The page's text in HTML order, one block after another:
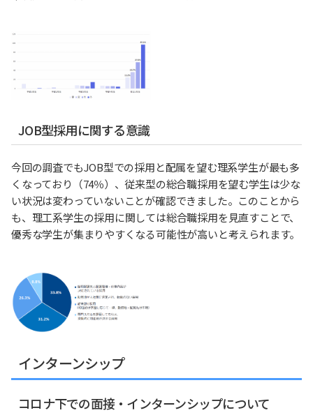
JOB型採用に関する意識
今回の調査でもJOB型での採用と配属を望む理系学生が最も多
くなっており（74％）、従来型の総合職採用を望む学生は少な
い状況は変わっていないことが確認できました。このことから
も、理工系学生の採用に関しては総合職採用を見直すことで、
優秀な学生が集まりやすくなる可能性が高いと考えられます。
インターンシップ
コロナ下での面接・インターンシップについて